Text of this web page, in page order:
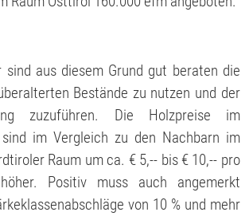
sind aus diesem Grund gut beraten die
Bestände zu nutzen und der
zuzuführen. Die Holzpreise im
im Vergleich zu den Nachbarn im
Raum um ca. € 5,-- bis € 10,-- pro
Positiv muss auch angemerkt
von 10 % und mehr